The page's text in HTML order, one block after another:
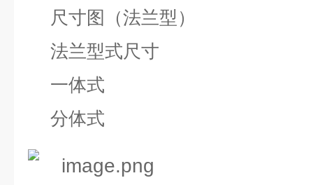
尺寸图（法兰型）
法兰型式尺寸
一体式
分体式